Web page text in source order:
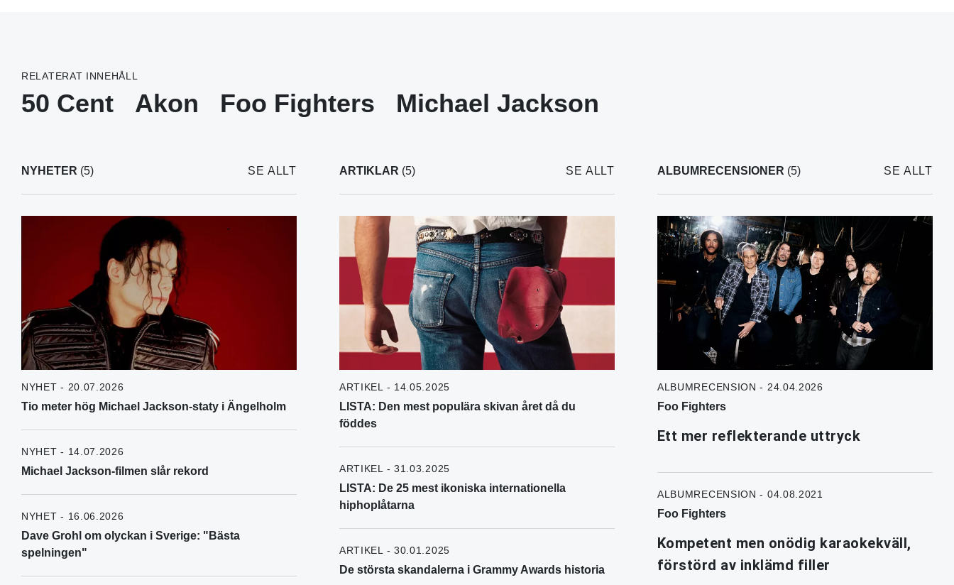
RELATERAT INNEHÅLL
50 Cent Akon Foo Fighters Michael Jackson
NYHETER (5) SE ALLT
NYHET - 20.07.2026
Tio meter hög Michael Jackson-staty i Ängelholm
NYHET - 14.07.2026
Michael Jackson-filmen slår rekord
NYHET - 16.06.2026
Dave Grohl om olyckan i Sverige: "Bästa
spelningen"
ARTIKLAR (5) SE ALLT
ARTIKEL - 14.05.2025
LISTA: Den mest populära skivan året då du
föddes
ARTIKEL - 31.03.2025
LISTA: De 25 mest ikoniska internationella
hiphoplåtarna
ARTIKEL - 30.01.2025
De största skandalerna i Grammy Awards historia
ALBUMRECENSIONER (5) SE ALLT
ALBUMRECENSION - 24.04.2026
Foo Fighters
Ett mer reflekterande uttryck
ALBUMRECENSION - 04.08.2021
Foo Fighters
Kompetent men onödig karaokekväll,
förstörd av inklämd filler